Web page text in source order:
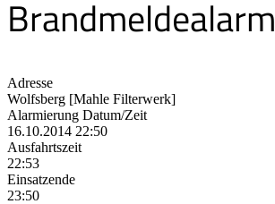
Brandmeldealarm
Adresse
Wolfsberg [Mahle Filterwerk]
Alarmierung Datum/Zeit
16.10.2014 22:50
Ausfahrtszeit
22:53
Einsatzende
23:50